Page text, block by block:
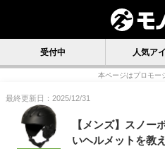
受付中 人気ア
本ページはプロモー
最終更新日：2025/12/31
【メンズ】スノー
いヘルメットを教